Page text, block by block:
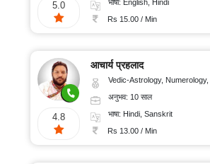
5.0
भाषा: English, Hindi
Rs 15.00 / Min
4.8
आचार्य प्रहलाद
Vedic-Astrology, Numerology, Vasthu, Nadi-Astrology, Psychology, Medical-
अनुभव: 10 साल
भाषा: Hindi, Sanskrit
Rs 13.00 / Min